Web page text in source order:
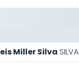
Miller Silva SILVA